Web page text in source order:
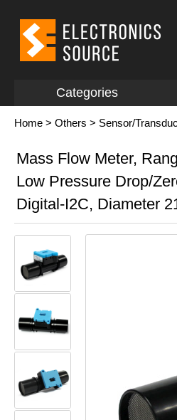
Categories
Home > Others > Sensor/
Mass Flow Meter,
Low Pressure Drop/
Digital-I2C, Diameter